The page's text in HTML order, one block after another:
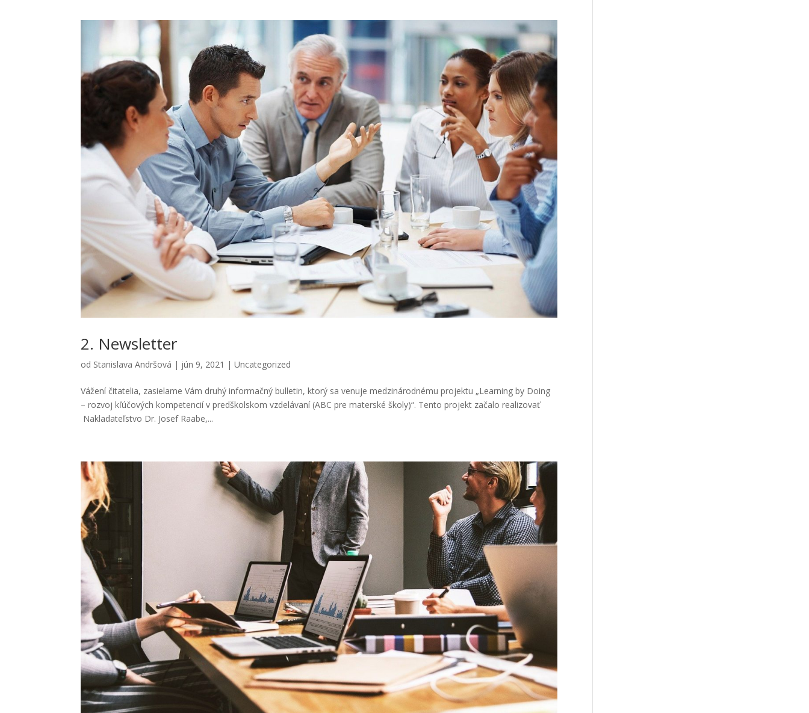
2. Newsletter
od Stanislava Andršová | jún 9, 2021 |Uncategorized
Vážení čitatelia, zasielame Vám druhý informačný bulletin, ktorý sa venuje medzinárodnému projektu „Learning by Doing
– rozvoj kľúčových kompetencií v predškolskom vzdelávaní (ABC pre materské školy)“. Tento projekt začalo realizovať
Nakladateľstvo Dr. Josef Raabe,...